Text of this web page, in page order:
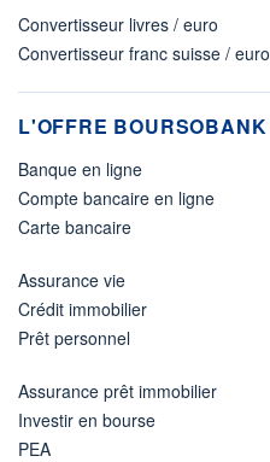
Convertisseur livres / euro
Convertisseur franc suisse / euro
L'OFFRE BOURSOBANK
Banque en ligne
Compte bancaire en ligne
Carte bancaire
Assurance vie
Crédit immobilier
Prêt personnel
Assurance prêt immobilier
Investir en bourse
PEA